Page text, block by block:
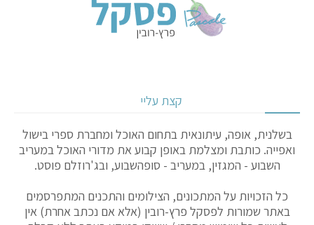
קצת עליי
בשלנית, אופה, עיתונאית בתחום האוכל ומחברת ספרי בישול
ואפייה. כותבת ומצלמת באופן קבוע את מדורי האוכל במעריב
השבוע - המגזין, במעריב - סופהשבוע, ובג'רוזלם פוסט.
כל הזכויות על המתכונים, הצילומים והתכנים המתפרסמים
באתר שמורות לפסקל פרץ-רובין (אלא אם נכתב אחרת) אין